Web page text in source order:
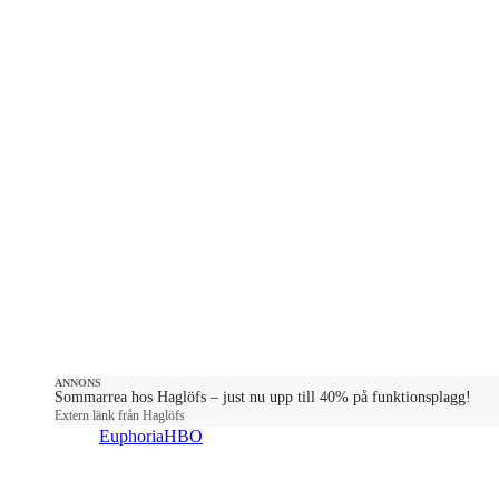
ANNONS
Sommarrea hos Haglöfs – just nu upp till 40% på funktionsplagg!
Extern länk från Haglöfs
EuphoriaHBO